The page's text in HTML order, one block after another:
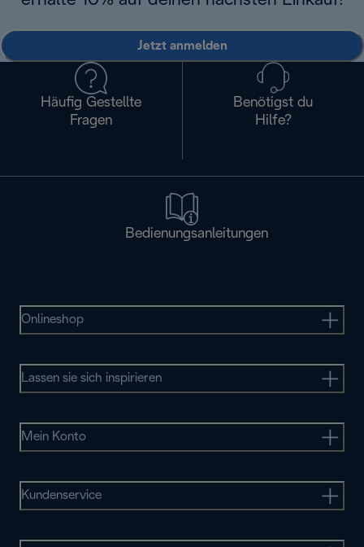
Jetzt anmelden
Häufig Gestellte
Fragen
Benötigst du
Hilfe?
Bedienungsanleitungen
Onlineshop
Lassen sie sich inspirieren
Mein Konto
Kundenservice